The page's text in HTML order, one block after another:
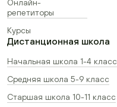
Онлайн-
репетиторы
Курсы
Дистанционная школа
Начальная школа 1-4 класс
Средняя школа 5-9 класс
Старшая школа 10-11 класс